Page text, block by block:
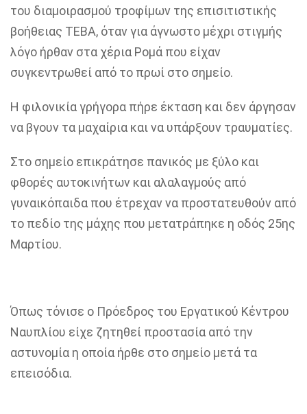
του διαμοιρασμού τροφίμων της επισιτιστικής
βοήθειας ΤΕΒΑ, όταν για άγνωστο μέχρι στιγμής
λόγο ήρθαν στα χέρια Ρομά που είχαν
συγκεντρωθεί από το πρωί στο σημείο.
Η φιλονικία γρήγορα πήρε έκταση και δεν άργησαν
να βγουν τα μαχαίρια και να υπάρξουν τραυματίες.
Στο σημείο επικράτησε πανικός με ξύλο και
φθορές αυτοκινήτων και αλαλαγμούς από
γυναικόπαιδα που έτρεχαν να προστατευθούν από
το πεδίο της μάχης που μετατράπηκε η οδός 25ης
Μαρτίου.
Όπως τόνισε ο Πρόεδρος του Εργατικού Κέντρου
Ναυπλίου είχε ζητηθεί προστασία από την
αστυνομία η οποία ήρθε στο σημείο μετά τα
επεισόδια.